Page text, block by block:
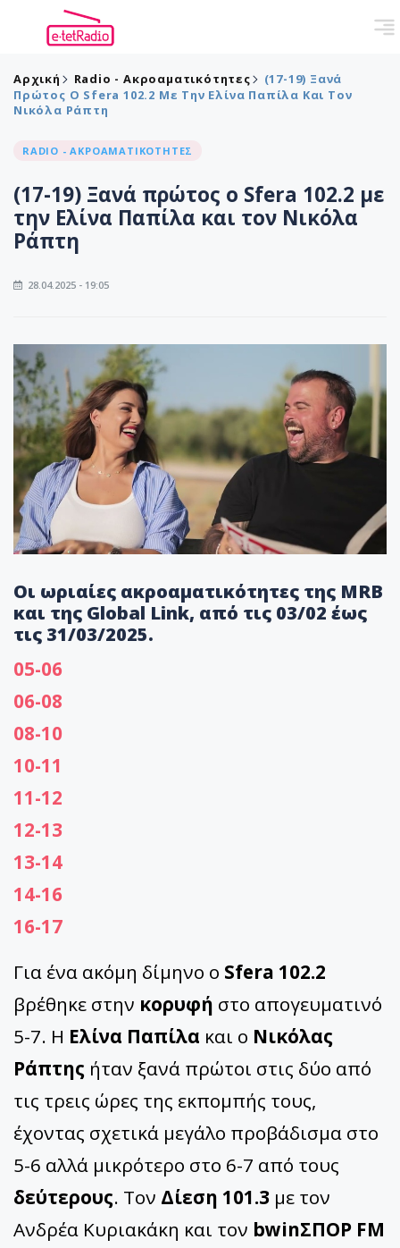
Αρχική Radio - Ακροαματικότητες
(17-19) Ξανά
Πρώτος Ο Sfera 102.2 Με Την Ελίνα Παπίλα Και Τον
Νικόλα Ράπτη
RADIO - ΑΚΡΟΑΜΑΤΙΚΟΤΗΤΕΣ
(17-19) Ξανά πρώτος ο Sfera 102.2 με
την Ελίνα Παπίλα και τον Νικόλα
Ράπτη
28.04.2025 - 19:05
Οι ωριαίες ακροαματικότητες της MRB
και της Global Link, από τις 03/02 έως
τις 31/03/2025.
05-06
06-08
08-10
10-11
11-12
12-13
13-14
14-16
16-17
Για ένα ακόμη δίμηνο ο Sfera 102.2
βρέθηκε στην κορυφή στο απογευματινό
5-7. Η Ελίνα Παπίλα και ο Νικόλας
Ράπτης ήταν ξανά πρώτοι στις δύο από
τις τρεις ώρες της εκπομπής τους,
έχοντας σχετικά μεγάλο προβάδισμα στο
5-6 αλλά μικρότερο στο 6-7 από τους
δεύτερους. Τον Δίεση 101.3 με τον
Ανδρέα Κυριακάκη και τον bwinΣΠΟΡ FM